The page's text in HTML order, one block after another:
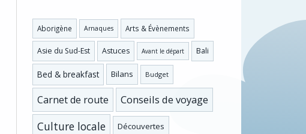
Aborigène Arnaques Arts & Évènements
Asie du Sud-Est Astuces Avant le départ Bali
Bed & breakfast Bilans Budget
Carnet de route Conseils de voyage
Culture locale Découvertes